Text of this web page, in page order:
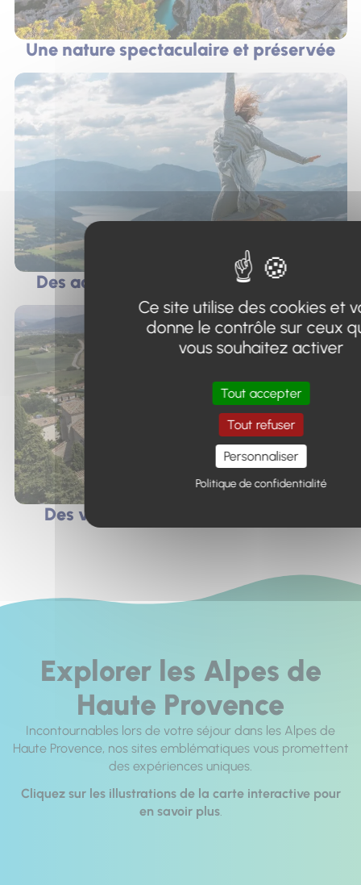
Une nature spectaculaire et préservée
Des activités entre lac et montagne
Des villes et villages de caractère
Explorer les Alpes de
Haute Provence
Incontournables lors de votre séjour dans les Alpes de
Haute Provence, nos sites emblématiques vous promettent
des expériences uniques.
Cliquez sur les illustrations de la carte interactive pour
en savoir plus.
Ce site utilise des cookies et
donne le contrôle sur ceux
vous souhaitez activer
Tout accepter
Tout refuser
Personnaliser
Politique de confidentialité